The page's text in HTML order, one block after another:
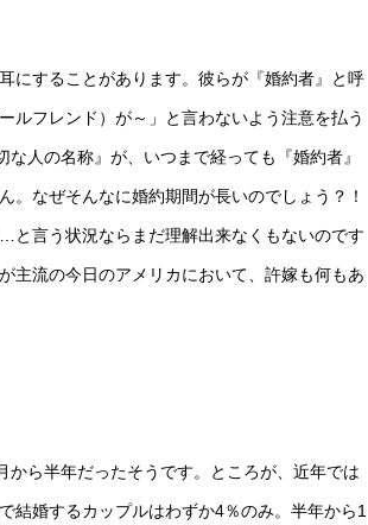
にすることがあります。彼らが『婚約者』と呼
フレンド）が～」と言わないよう注意を払う
人の名称』が、いつまで経っても『婚約者』
なぜそんなに婚約期間が長いのでしょう？！
と言う状況ならまだ理解出来なくもないのです
主流の今日のアメリカにおいて、許嫁も何もあ
ら半年だったそうです。ところが、近年では
結婚するカップルはわずか4％のみ。半年から1